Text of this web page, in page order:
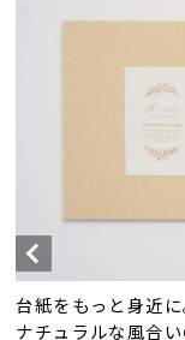
台紙をもっと身近に
ナチュラルな風合